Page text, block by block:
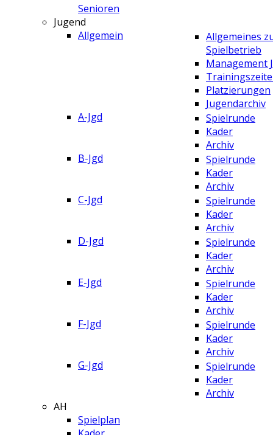
Senioren
Jugend
Allgemein
Allgemeines
Spielbetrieb
Management
Platzierungen
Jugendarchiv
A-Jgd
Spielrunde
Kader
Archiv
B-Jgd
Spielrunde
Kader
Archiv
C-Jgd
Spielrunde
Kader
Archiv
D-Jgd
Spielrunde
Kader
Archiv
E-Jgd
Spielrunde
Kader
Archiv
F-Jgd
Spielrunde
Kader
Archiv
G-Jgd
Spielrunde
Kader
Archiv
AH
Spielplan